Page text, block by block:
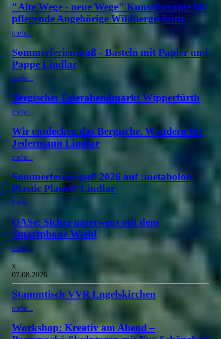
"Alte Wege - neue Wege" Kunsttherapie für
pflegende Angehörige Wildbergerhütte
mehr...
Sommerferienspaß - Basteln mit Papier und
Pappe Lindlar
mehr...
Bergischer Feierabendmarkt Wipperfürth
mehr...
Wir entdecken das Bergische. Wandern für
Jedermann Lindlar
mehr...
Sommerferienspaß 2026 auf :metabolon
Plastic Planet? Lindlar
mehr...
OASe: Sicher unterwegs mit dem
Smartphone Wiehl
mehr...
x
07.08.2026
Stammtisch VVR Engelskirchen
mehr...
Workshop: Kreativ am Abend –